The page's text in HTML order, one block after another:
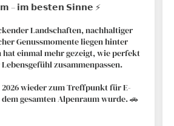
– 𝗶𝗺 𝗯𝗲𝘀𝘁𝗲𝗻 𝗦𝗶𝗻𝗻𝗲 ⚡️
Landschaften, nachhaltiger
Genussmomente liegen hinter
hat einmal mehr gezeigt, wie perfekt
zusammenpassen.
2026 wieder zum Treffpunkt für E-
gesamten Alpenraum wurde. 🚗